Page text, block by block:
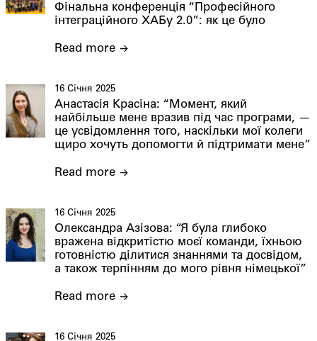
Фінальна конференція “Професійного
інтеграційного ХАБу 2.0”: як це було
Read more
16 Січня 2025
Анастасія Красіна: “Момент, який
найбільше мене вразив під час програми, —
це усвідомлення того, наскільки мої колеги
щиро хочуть допомогти й підтримати мене”
Read more
16 Січня 2025
Олександра Азізова: “Я була глибоко
вражена відкритістю моєї команди, їхньою
готовністю ділитися знаннями та досвідом,
а також терпінням до мого рівня німецької”
Read more
16 Січня 2025